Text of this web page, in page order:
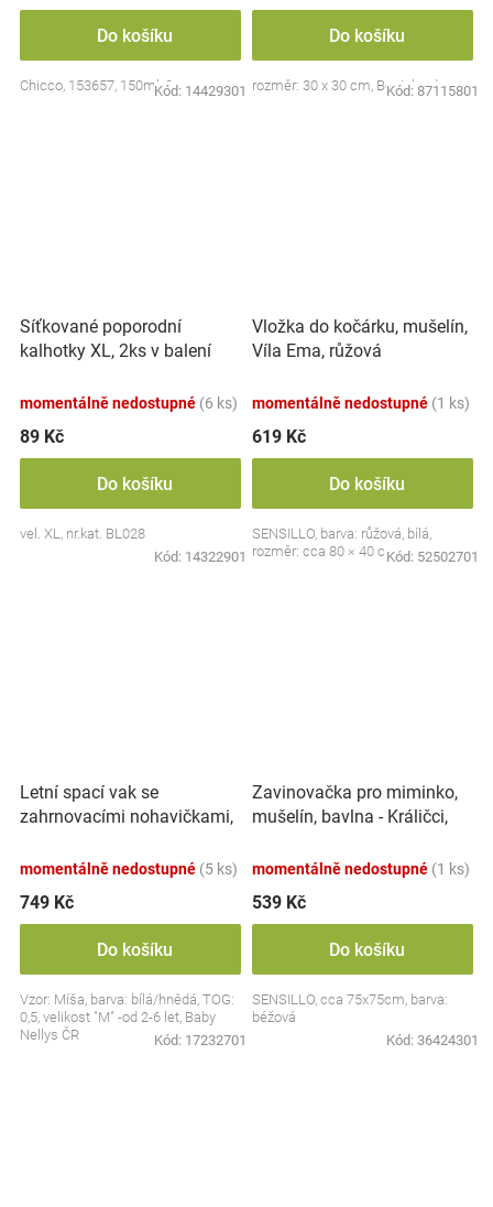
Do košíku
Chicco, 153657, 150ml, 0m+
Kód: 14429301
Do košíku
rozměr: 30 x 30 cm, Bocioland
Kód: 87115801
Síťkované poporodní
kalhotky XL, 2ks v balení
momentálně nedostupné (6 ks)
89 Kč
Do košíku
vel. XL, nr.kat. BL028
Kód: 14322901
Vložka do kočárku, mušelín,
Víla Ema, růžová
momentálně nedostupné (1 ks)
619 Kč
Do košíku
SENSILLO, barva: růžová, bílá,
rozměr: cca 80 × 40 cmKód: 52502701
Letní spací vak se
zahrnovacími nohavičkami,
potiskem, M
momentálně nedostupné (5 ks)
749 Kč
Do košíku
Vzor: Míša, barva: bílá/hnědá, TOG:
0,5, velikost "M" -od 2-6 let, Baby
Nellys ČR
Kód: 17232701
Zavinovačka pro miminko,
mušelín, bavlna - Králičci,
momentálně nedostupné (1 ks)
539 Kč
Do košíku
SENSILLO, cca 75x75cm, barva:
béžová
Kód: 36424301